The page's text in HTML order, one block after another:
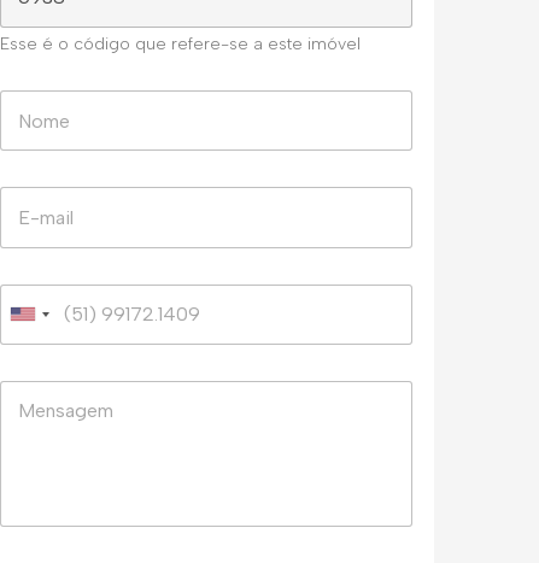
Esse é o código que refere-se a este imóvel